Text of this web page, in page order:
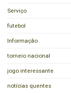
Serviço
futebol
Informação
torneio nacional
jogo interessante
notícias quentes